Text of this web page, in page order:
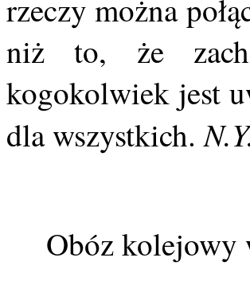
rzeczy można
niż to, że
kogokolwiek jest
dla wszystkich.
Obóz kolejowy